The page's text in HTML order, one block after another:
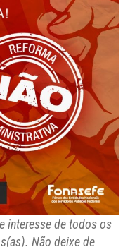
interesse de todos os
Não deixe de